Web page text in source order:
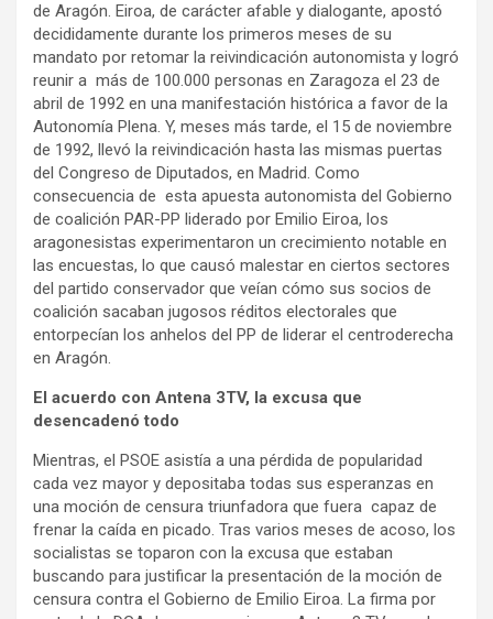
de Aragón. Eiroa, de carácter afable y dialogante, apostó
decididamente durante los primeros meses de su
mandato por retomar la reivindicación autonomista y logró
reunir a más de 100.000 personas en Zaragoza el 23 de
abril de 1992 en una manifestación histórica a favor de la
Autonomía Plena. Y, meses más tarde, el 15 de noviembre
de 1992, llevó la reivindicación hasta las mismas puertas
del Congreso de Diputados, en Madrid. Como
consecuencia de esta apuesta autonomista del Gobierno
de coalición PAR-PP liderado por Emilio Eiroa, los
aragonesistas experimentaron un crecimiento notable en
las encuestas, lo que causó malestar en ciertos sectores
del partido conservador que veían cómo sus socios de
coalición sacaban jugosos réditos electorales que
entorpecían los anhelos del PP de liderar el centroderecha
en Aragón.
El acuerdo con Antena 3TV, la excusa que
desencadenó todo
Mientras, el PSOE asistía a una pérdida de popularidad
cada vez mayor y depositaba todas sus esperanzas en
una moción de censura triunfadora que fuera capaz de
frenar la caída en picado. Tras varios meses de acoso, los
socialistas se toparon con la excusa que estaban
buscando para justificar la presentación de la moción de
censura contra el Gobierno de Emilio Eiroa. La firma por